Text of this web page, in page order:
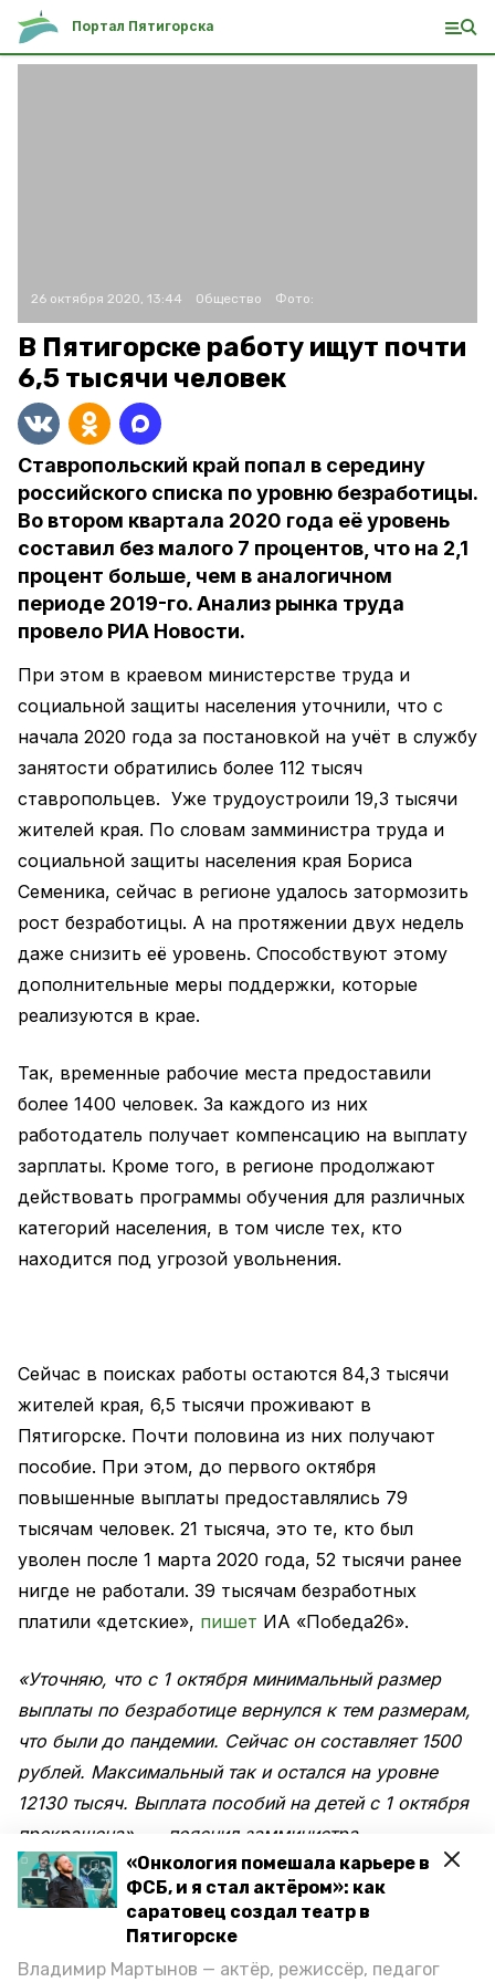
«Онкология помешала карьере в
ФСБ, и я стал актёром»: как
саратовец создал театр в
Пятигорске
Владимир Мартынов — актёр, режиссёр, педагог
Портал Пятигорска
26 октября 2020, 13:44 Общество Фото:
В Пятигорске работу ищут почти
6,5 тысячи человек
Ставропольский край попал в середину
российского списка по уровню безработицы.
Во втором квартала 2020 года её уровень
составил без малого 7 процентов, что на 2,1
процент больше, чем в аналогичном
периоде 2019-го. Анализ рынка труда
провело РИА Новости.
При этом в краевом министерстве труда и
социальной защиты населения уточнили, что с
начала 2020 года за постановкой на учёт в службу
занятости обратились более 112 тысяч
ставропольцев. Уже трудоустроили 19,3 тысячи
жителей края. По словам замминистра труда и
социальной защиты населения края Бориса
Семеника, сейчас в регионе удалось затормозить
рост безработицы. А на протяжении двух недель
даже снизить её уровень. Способствуют этому
дополнительные меры поддержки, которые
реализуются в крае.
Так, временные рабочие места предоставили
более 1400 человек. За каждого из них
работодатель получает компенсацию на выплату
зарплаты. Кроме того, в регионе продолжают
действовать программы обучения для различных
категорий населения, в том числе тех, кто
находится под угрозой увольнения.
Сейчас в поисках работы остаются 84,3 тысячи
жителей края, 6,5 тысячи проживают в
Пятигорске. Почти половина из них получают
пособие. При этом, до первого октября
повышенные выплаты предоставлялись 79
тысячам человек. 21 тысяча, это те, кто был
уволен после 1 марта 2020 года, 52 тысячи ранее
нигде не работали. 39 тысячам безработных
платили «детские», пишет ИА «Победа26».
«Уточняю, что с 1 октября минимальный размер
выплаты по безработице вернулся к тем размерам,
что были до пандемии. Сейчас он составляет 1500
рублей. Максимальный так и остался на уровне
12130 тысяч. Выплата пособий на детей с 1 октября
прекращена», — пояснил замминистра.
Между тем, Ставрополье получитещё 840
миллионов рублей на выплату пособия по